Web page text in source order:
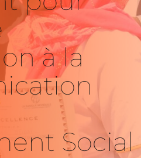
à la
Social